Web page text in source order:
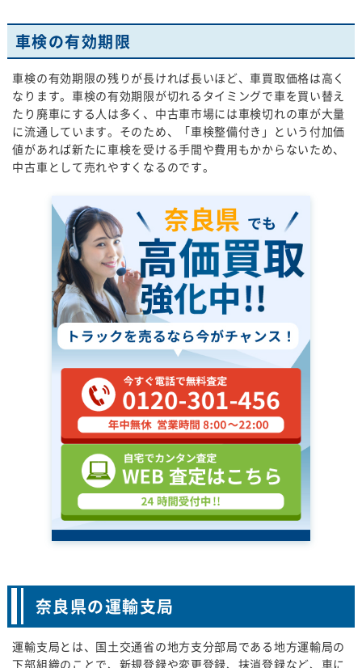
車検の有効期限
車検の有効期限の残りが長ければ長いほど、車買取価格は高く
なります。車検の有効期限が切れるタイミングで車を買い替え
たり廃車にする人は多く、中古車市場には車検切れの車が大量
に流通しています。そのため、「車検整備付き」という付加価
値があれば新たに車検を受ける手間や費用もかからないため、
中古車として売れやすくなるのです。
奈良県
奈良県の運輸支局
運輸支局とは、国土交通省の地方支分部局である地方運輸局の
下部組織のことで、新規登録や変更登録、抹消登録など、車に